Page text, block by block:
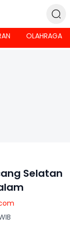
OLAHRAGA
Selatan